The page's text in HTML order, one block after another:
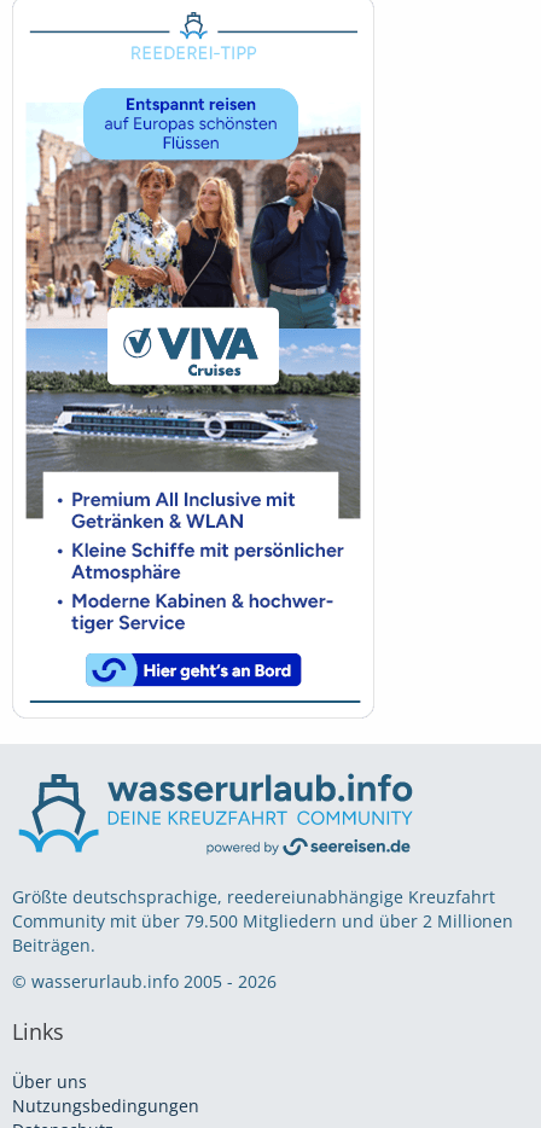
Größte deutschsprachige, reedereiunabhängige Kreuzfahrt
Community mit über 79.500 Mitgliedern und über 2 Millionen
Beiträgen.
© wasserurlaub.info 2005 - 2026
Links
Über uns
Nutzungsbedingungen